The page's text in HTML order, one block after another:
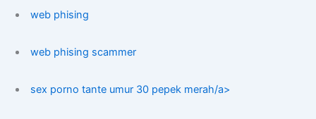
web phising
web phising scammer
sex porno tante umur 30 pepek merah/a>